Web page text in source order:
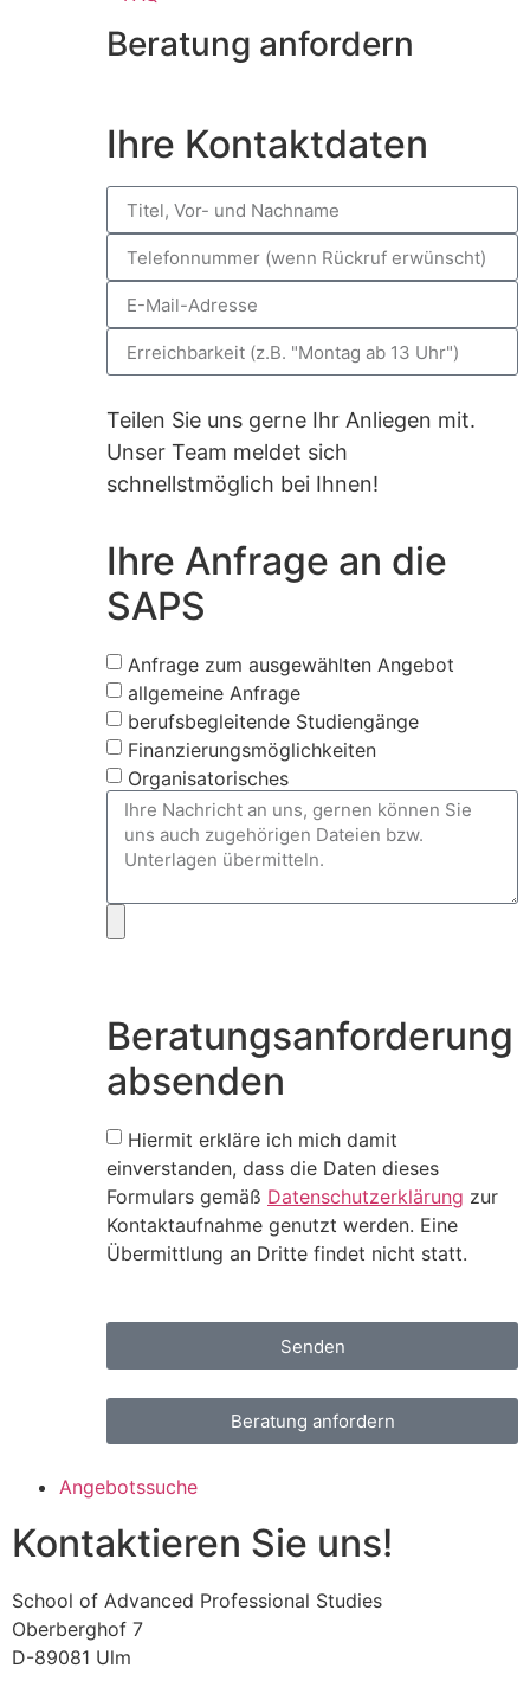
Beratung anfordern
Ihre Kontaktdaten
Teilen Sie uns gerne Ihr Anliegen mit.
Unser Team meldet sich
schnellstmöglich bei Ihnen!
Ihre Anfrage an die
SAPS
Anfrage zum ausgewählten Angebot
allgemeine Anfrage
berufsbegleitende Studiengänge
Finanzierungsmöglichkeiten
Organisatorisches
Beratungsanforderung
absenden
Hiermit erkläre ich mich damit
einverstanden, dass die Daten dieses
Formulars gemäß Datenschutzerklärung zur
Kontaktaufnahme genutzt werden. Eine
Übermittlung an Dritte findet nicht statt.
Senden
Beratung anfordern
Angebotssuche
Kontaktieren Sie uns!
School of Advanced Professional Studies
Oberberghof 7
D-89081 Ulm